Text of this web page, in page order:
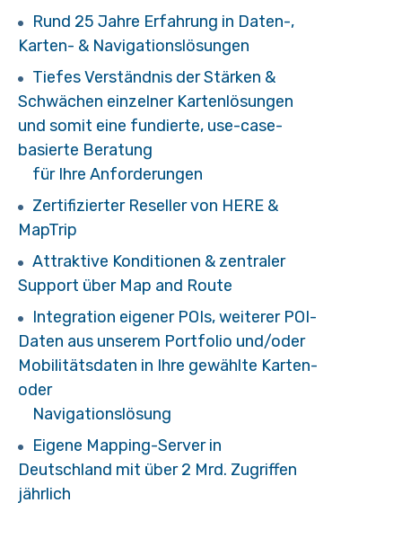
Rund 25 Jahre Erfahrung in Daten-,
Karten- & Navigationslösungen
Tiefes Verständnis der Stärken &
Schwächen einzelner Kartenlösungen
und somit eine fundierte, use-case-
basierte Beratung
für Ihre Anforderungen
Zertifizierter Reseller von HERE &
MapTrip
Attraktive Konditionen & zentraler
Support über Map and Route
Integration eigener POIs, weiterer POI-
Daten aus unserem Portfolio und/oder
Mobilitätsdaten in Ihre gewählte Karten-
oder
Navigationslösung
Eigene Mapping-Server in
Deutschland mit über 2 Mrd. Zugriffen
jährlich